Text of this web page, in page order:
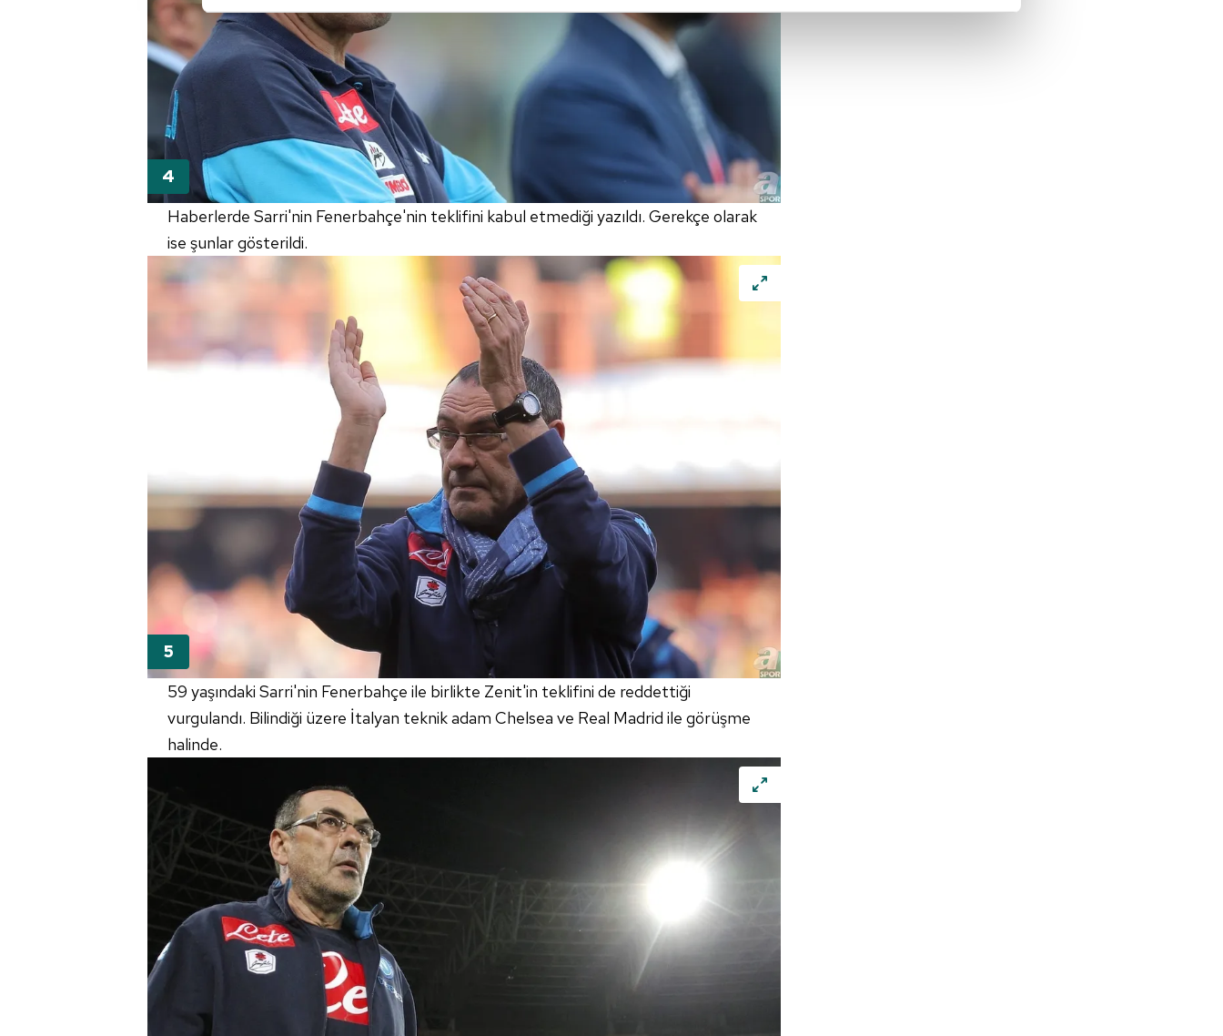
Sizlere daha iyi bir hizmet sunabilmek için İnternet Sitemizde kendimize ve üçüncü kişilere ait çerezler kullanılmaktadır. Bu
çerezler vasıtasıyla çeşitli kişisel verileriniz işlenmekte olup gerekli olan çerezler bilgi toplumu hizmetlerinin sunulması
amacıyla kullanılmaktadır. Diğer çerezler, sitemizin daha işlevsel kılınması ve kişiselleştirilmesi ve sizlere yönelik
reklam/pazarlama faaliyetlerinin yapılması, amaçlarıyla sınırlı olarak açık rızanız dahilinde kullanılacaktır.
Çerezlere ilişkin tercihlerinizi aşağıda yer alan panel vasıtasıyla belirleyebilirsiniz. Çerezlere ilişkin detaylı bilgi için Ayarlar
butonuna tıklayabilir,Çerez Bilgilendirme Metnimizi ziyaret edebilirsiniz.
6698 sayılı Kişisel Verilerin Korunması Kanunu uyarınca hazırlanmış Aydınlatma Metnimizi okumak ve sitemizde ilgili
mevzuata uygun olarak kullanılan çerezlerle ilgili bilgi almak için lütfen
tıklayınız
Haberlerde Sarri'nin Fenerbahçe'nin teklifini kabul etmediği yazıldı. Gerekçe olarak
ise şunlar gösterildi.
59 yaşındaki Sarri'nin Fenerbahçe ile birlikte Zenit'in teklifini de reddettiği
vurgulandı. Bilindiği üzere İtalyan teknik adam Chelsea ve Real Madrid ile görüşme
halinde.